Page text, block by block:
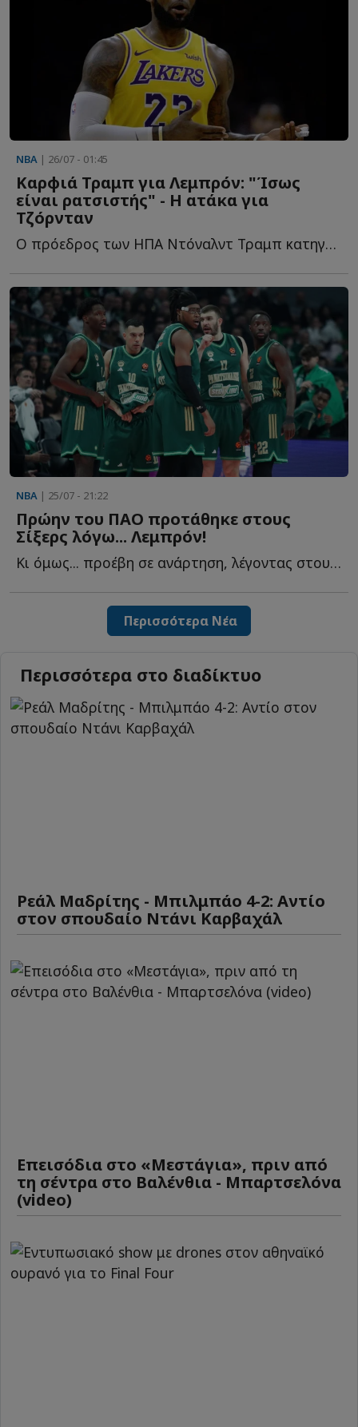
NBA | 26/07 - 01:45
Καρφιά Τραμπ για Λεμπρόν: "Ίσως
είναι ρατσιστής" - Η ατάκα για
Τζόρνταν
Ο πρόεδρος των ΗΠΑ Ντόναλντ Τραμπ κατηγόρησε τον σταρ τ...
NBA | 25/07 - 21:22
Πρώην του ΠΑΟ προτάθηκε στους
Σίξερς λόγω... Λεμπρόν!
Κι όμως... προέβη σε ανάρτηση, λέγοντας στους Σίξερς ό...
Περισσότερα Νέα
Περισσότερα στο διαδίκτυο
Ρεάλ Μαδρίτης - Μπιλμπάο 4-2: Αντίο
στον σπουδαίο Ντάνι Καρβαχάλ
Επεισόδια στο «Μεστάγια», πριν από
τη σέντρα στο Βαλένθια - Μπαρτσελόνα
(video)